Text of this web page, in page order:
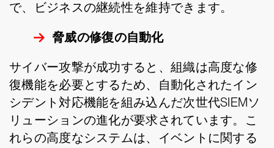
で、ビジネスの継続性を維持できます。
脅威の修復の自動化
サイバー攻撃が成功すると、組織は高度な修
復機能を必要とするため、自動化されたイン
シデント対応機能を組み込んだ次世代SIEMソ
リューションの進化が要求されています。こ
れらの高度なシステムは、イベントに関する